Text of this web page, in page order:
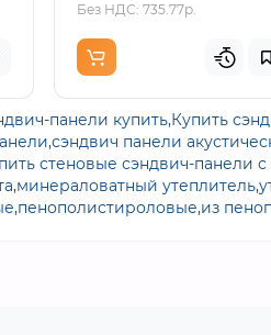
Без НДС: 735.77р.
панели купить,Купить
,сэндвич панели
стеновые сэндвич-панели
,минераловатный утеплитель,
,пенополистироловые,из